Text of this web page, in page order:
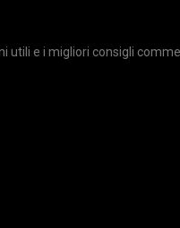
utili e i migliori consigli